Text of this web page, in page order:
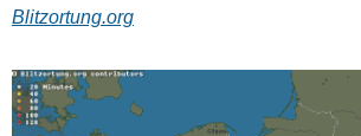
Blitzortung.org